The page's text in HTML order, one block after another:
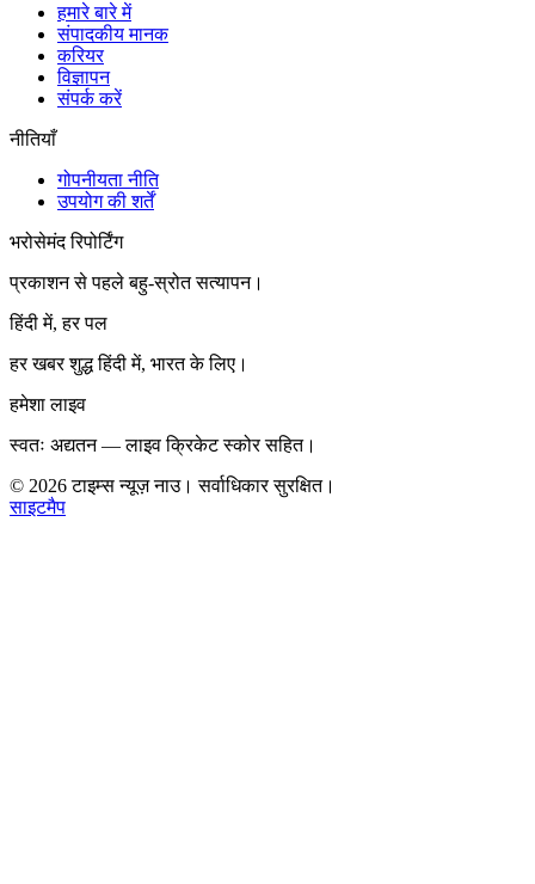
हमारे बारे में
संपादकीय मानक
करियर
विज्ञापन
संपर्क करें
नीतियाँ
गोपनीयता नीति
उपयोग की शर्तें
भरोसेमंद रिपोर्टिंग
प्रकाशन से पहले बहु-स्रोत सत्यापन।
हिंदी में, हर पल
हर खबर शुद्ध हिंदी में, भारत के लिए।
हमेशा लाइव
स्वतः अद्यतन — लाइव क्रिकेट स्कोर सहित।
© 2026टाइम्स न्यूज़ नाउ। सर्वाधिकार सुरक्षित।
साइटमैप